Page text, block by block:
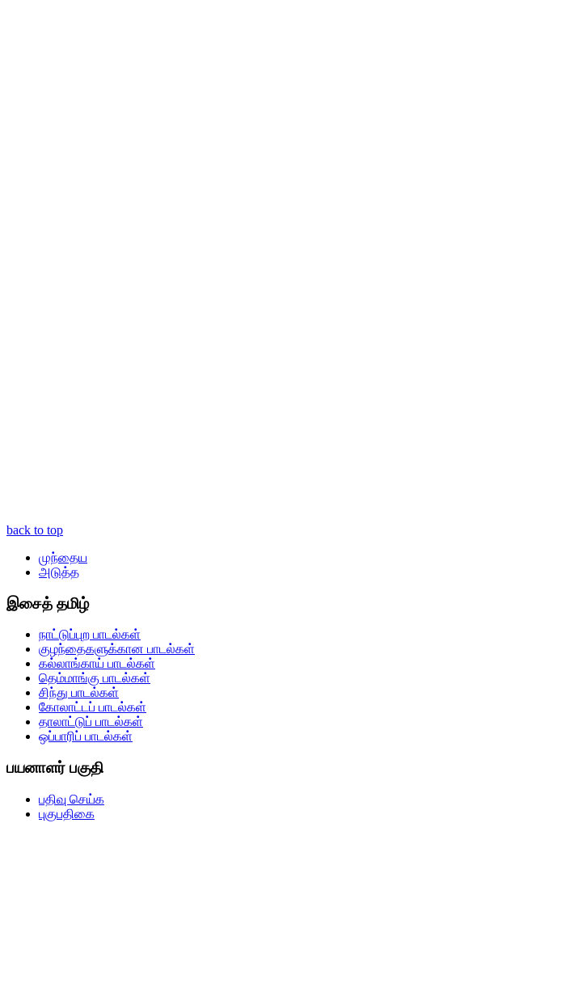
back to top
முந்தைய
அடுத்த
இசைத் தமிழ்
நாட்டுப்புற பாடல்கள்
குழந்தைகளுக்கான பாடல்கள்
கல்லாங்காய் பாடல்கள்
தெம்மாங்கு பாடல்கள்
சிந்து பாடல்கள்
கோலாட்டப் பாடல்கள்
தாலாட்டுப் பாடல்கள்
ஒப்பாரிப் பாடல்கள்
பயனாளர் பகுதி
பதிவு செய்க
புகுபதிகை